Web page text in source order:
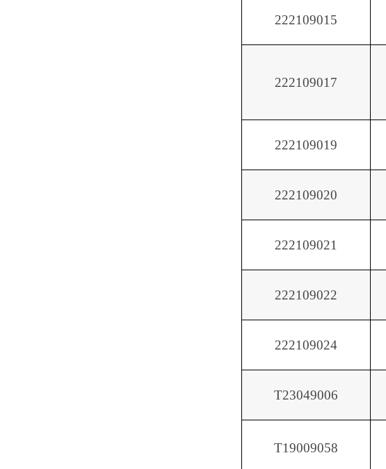
222109015
222109017
222109019
222109020
222109021
222109022
222109024
T23049006
T19009058